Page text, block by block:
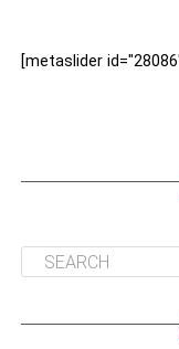
[metaslider